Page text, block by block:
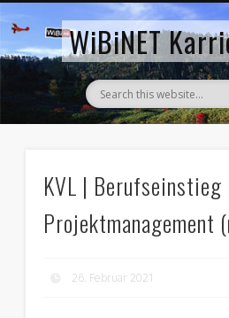
WiBiNET
AKTUELLE
ZURÜCK ZUM
KVL | Berufseinstieg
Projektmanagement
26. Februar 2021